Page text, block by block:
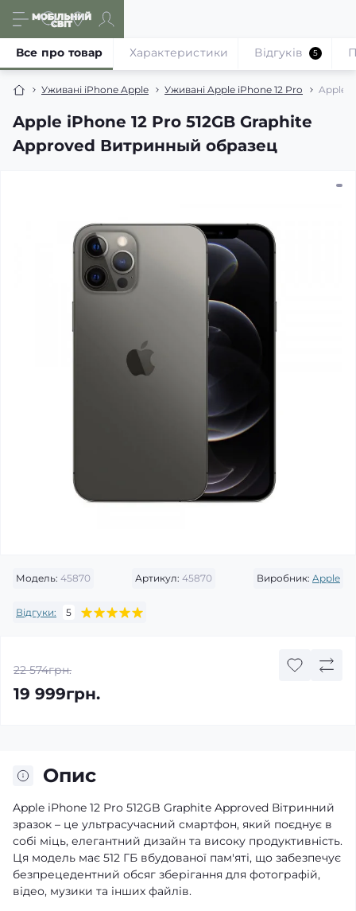
Уживані iPhone Apple Уживані Apple iPhone 12 Pro Apple
Apple iPhone 12 Pro 512GB Graphite
Approved Витринный образец
Все про товар Характеристики Відгуків 5
Модель: 45870 Артикул: 45870 Виробник: Apple
Відгуки: 5
22 574грн.
19 999грн.
Опис
Apple iPhone 12 Pro 512GB Graphite Approved Вітринний
зразок – це ультрасучасний смартфон, який поєднує в
собі міць, елегантний дизайн та високу продуктивність.
Ця модель має 512 ГБ вбудованої пам'яті, що забезпечує
безпрецедентний обсяг зберігання для фотографій,
відео, музики та інших файлів.